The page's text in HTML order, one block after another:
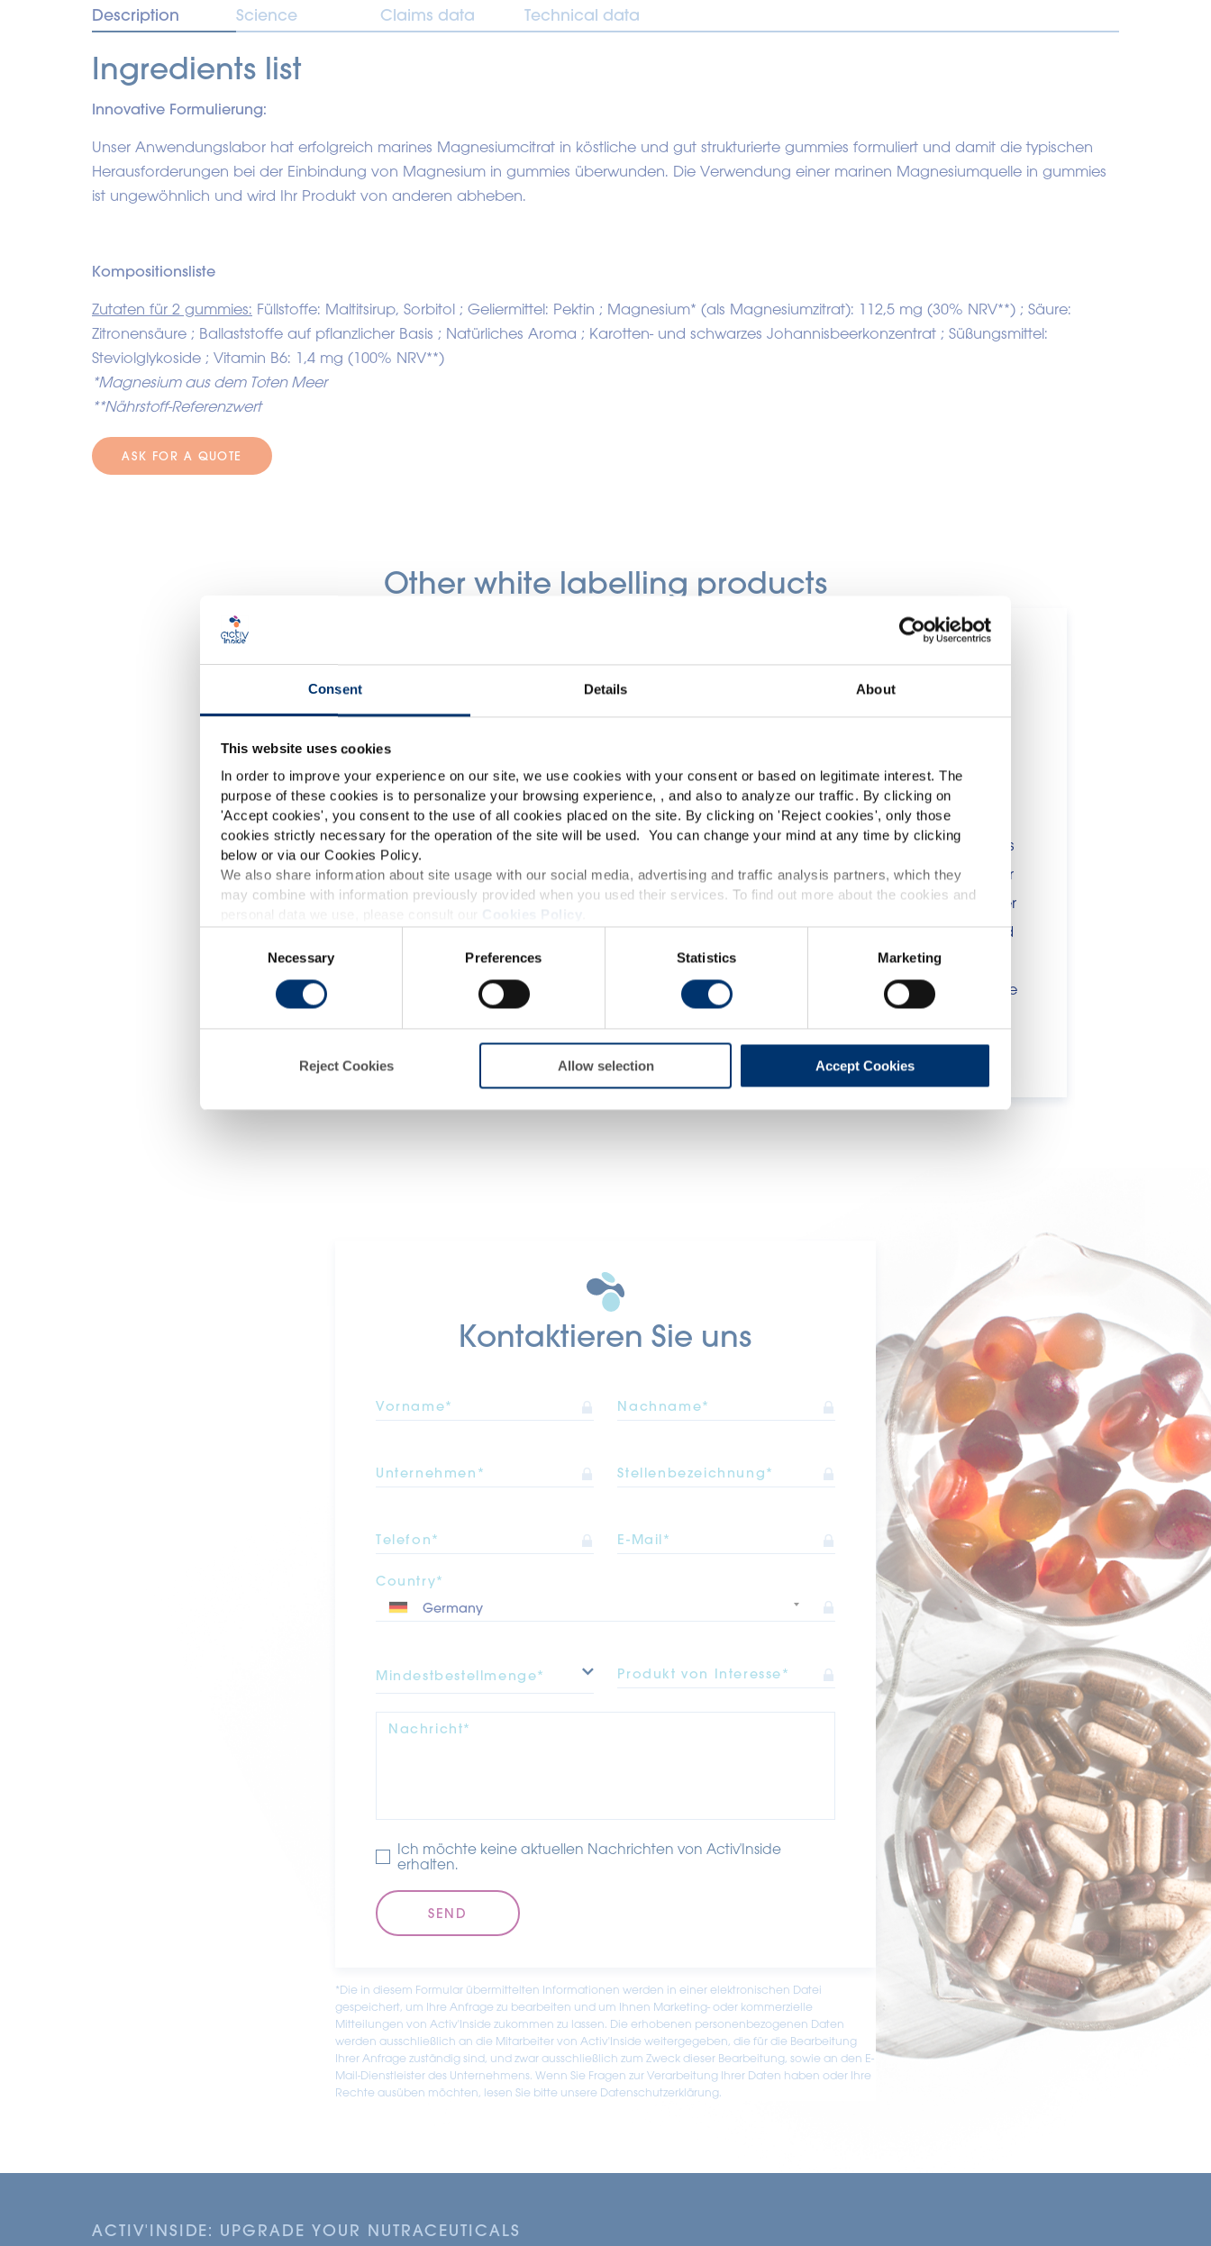
Consent Details About
This website uses cookies
In order to improve your experience on our site, we use cookies with your consent or based on legitimate interest. The
purpose of these cookies is to personalize your browsing experience, , and also to analyze our traffic. By clicking on
'Accept cookies', you consent to the use of all cookies placed on the site. By clicking on 'Reject cookies', only those
cookies strictly necessary for the operation of the site will be used. You can change your mind at any time by clicking
below or via our Cookies Policy.
We also share information about site usage with our social media, advertising and traffic analysis partners, which they
may combine with information previously provided when you used their services. To find out more about the cookies and
Necessary Preferences Statistics Marketing
Reject Cookies Allow selection Accept Cookies
This website is intended exclusively for professional clients in the the health,
pharmaceutical and food supplement sector and not for consumers. The information is
accessible in several countries all over the world and may include statements, claims or
product classification which do not comply with EC Regulation CE n. 1924/2006 or other
provisions applicable in your country and which have not been evaluated by the Food
and Drug Administration. The products presented on the website are not intended to
diagnose, treat, cure or prevent any disease. The compliance of a final product with the
responsability of the professional client.
Description Science Claims data Technical data
Ingredients list
Innovative Formulierung:
Unser Anwendungslabor hat erfolgreich marines Magnesiumcitrat in köstliche und gut strukturierte gummies formuliert und damit die typischen
Herausforderungen bei der Einbindung von Magnesium in gummies überwunden. Die Verwendung einer marinen Magnesiumquelle in gummies
ist ungewöhnlich und wird Ihr Produkt von anderen abheben.
Kompositionsliste
Zutaten für 2 gummies: Füllstoffe: Maltitsirup, Sorbitol ; Geliermittel: Pektin ; Magnesium* (als Magnesiumzitrat): 112,5 mg (30% NRV**) ; Säure:
Zitronensäure ; Ballaststoffe auf pflanzlicher Basis ; Natürliches Aroma ; Karotten- und schwarzes Johannisbeerkonzentrat ; Süßungsmittel:
Steviolglykoside ; Vitamin B6: 1,4 mg (100% NRV**)
*Magnesium aus dem Toten Meer
**Nährstoff-Referenzwert
ASK FOR A QUOTE
Other white labelling products
Essential
Geschmack: Rote Früchte
Premium
Safr'Inside™
Kontaktieren Sie uns
Vorname* Nachname*
Unternehmen* Stellenbezeichnung*
Telefon* E-Mail*
Country*
Mindestbestellmenge* Produkt von Interesse*
Nachricht*
Ich möchte keine aktuellen Nachrichten von Activ'Inside
erhalten.
*Die in diesem Formular übermittelten Informationen werden in einer elektronischen Datei
gespeichert, um Ihre Anfrage zu bearbeiten und um Ihnen Marketing- oder kommerzielle
Mitteilungen von Activ'Inside zukommen zu lassen. Die erhobenen personenbezogenen Daten
werden ausschließlich an die Mitarbeiter von Activ'Inside weitergegeben, die für die Bearbeitung
Ihrer Anfrage zuständig sind, und zwar ausschließlich zum Zweck dieser Bearbeitung, sowie an den E-
Mail-Dienstleister des Unternehmens. Wenn Sie Fragen zur Verarbeitung Ihrer Daten haben oder Ihre
Rechte ausüben möchten, lesen Sie bitte unsere Datenschutzerklärung.
ACTIV'INSIDE: UPGRADE YOUR NUTRACEUTICALS